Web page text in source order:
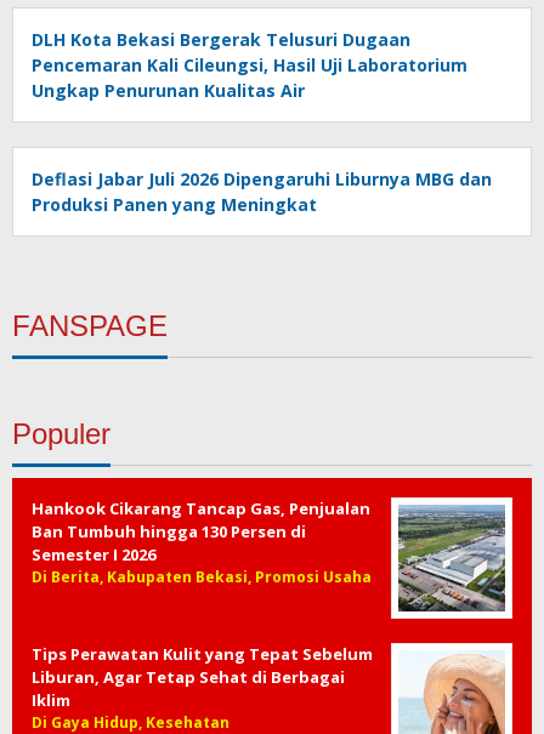
DLH Kota Bekasi Bergerak Telusuri Dugaan
Pencemaran Kali Cileungsi, Hasil Uji Laboratorium
Ungkap Penurunan Kualitas Air
Deflasi Jabar Juli 2026 Dipengaruhi Liburnya MBG dan
Produksi Panen yang Meningkat
FANSPAGE
Populer
Hankook Cikarang Tancap Gas, Penjualan
Ban Tumbuh hingga 130 Persen di
Semester I 2026
Di Berita, Kabupaten Bekasi, Promosi Usaha
Tips Perawatan Kulit yang Tepat Sebelum
Liburan, Agar Tetap Sehat di Berbagai
Iklim
Di Gaya Hidup, Kesehatan